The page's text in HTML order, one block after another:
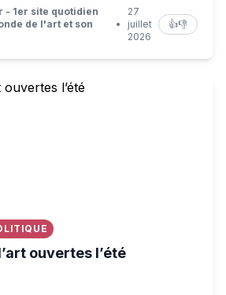
- 1er site quotidien
de l'art et son
•
27
juillet
2026
👍👎
l’été
ouvertes l’été